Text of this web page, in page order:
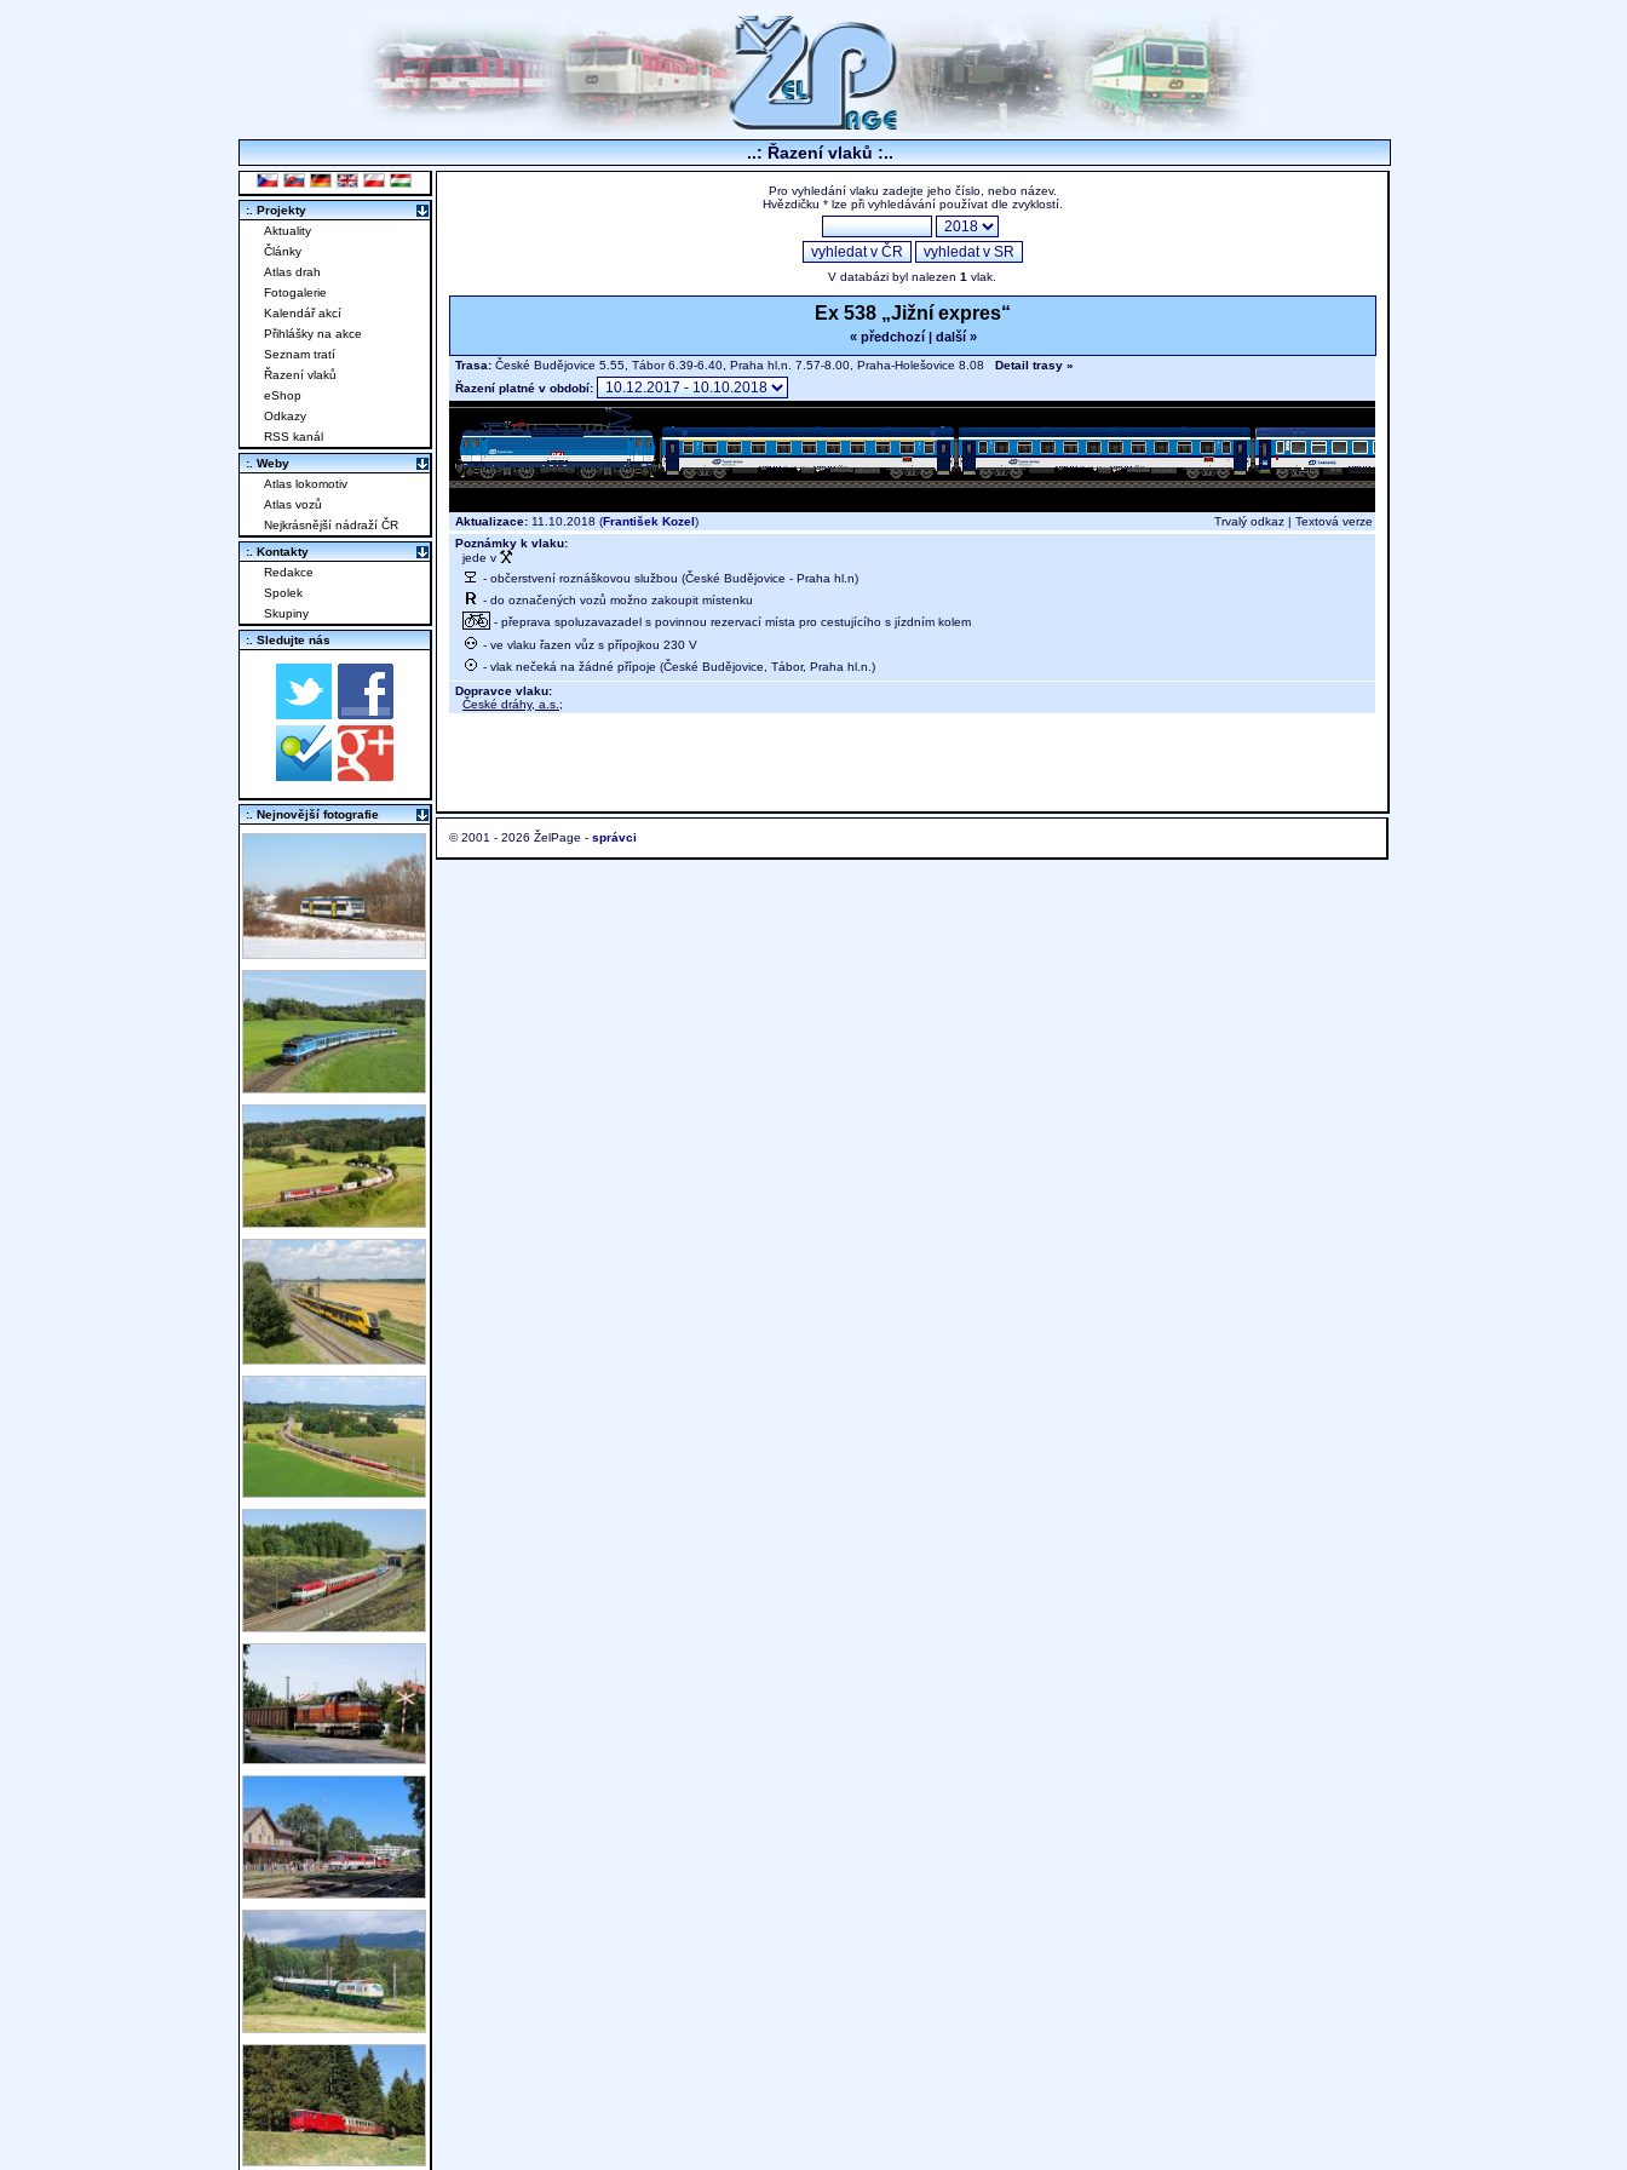
..: Řazení vlaků :..
Pro vyhledání vlaku zadejte jeho číslo, nebo název.
Hvězdičku * lze při vyhledávání používat dle zvyklostí.
V databázi byl nalezen 1 vlak.
Ex 538 „Jižní expres“
« předchozí| další »
Trasa: České Budějovice 5.55, Tábor 6.39-6.40, Praha hl.n. 7.57-8.00, Praha-Holešovice 8.08 Detail trasy »
Řazení platné v období:
Aktualizace: 11.10.2018 (František Kozel) Trvalý odkaz | Textová verze
Poznámky k vlaku:
jede v
- občerstvení roznáškovou službou (České Budějovice - Praha hl.n)
- do označených vozů možno zakoupit místenku
- přeprava spoluzavazadel s povinnou rezervací místa pro cestujícího s jízdním kolem
- ve vlaku řazen vůz s přípojkou 230 V
- vlak nečeká na žádné přípoje (České Budějovice, Tábor, Praha hl.n.)
Dopravce vlaku:
České dráhy, a.s. ;
© 2001 - 2026 ŽelPage - správci
:. Projekty
Aktuality
Články
Atlas drah
Fotogalerie
Kalendář akcí
Přihlášky na akce
Seznam tratí
Řazení vlaků
eShop
Odkazy
RSS kanál
:. Weby
Atlas lokomotiv
Atlas vozů
Nejkrásnější nádraží ČR
:. Kontakty
Redakce
Spolek
Skupiny
:. Sledujte nás
:. Nejnovější fotografie